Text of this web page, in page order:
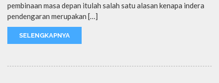
pembinaan masa depan itulah salah satu alasan kenapa indera
pendengaran merupakan […]
SELENGKAPNYA